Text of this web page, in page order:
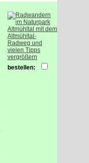
vergrößern
bestellen: